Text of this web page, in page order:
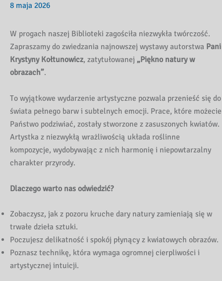
8 maja 2026
W progach naszej Biblioteki zagościła niezwykła twórczość.
Zapraszamy do zwiedzania najnowszej wystawy autorstwa Pani
Krystyny Kołtunowicz, zatytułowanej „Piękno natury w
obrazach”.
To wyjątkowe wydarzenie artystyczne pozwala przenieść się do
świata pełnego barw i subtelnych emocji. Prace, które możecie
Państwo podziwiać, zostały stworzone z zasuszonych kwiatów.
Artystka z niezwykłą wrażliwością układa roślinne
kompozycje, wydobywając z nich harmonię i niepowtarzalny
charakter przyrody.
Dlaczego warto nas odwiedzić?
Zobaczysz, jak z pozoru kruche dary natury zamieniają się w
trwałe dzieła sztuki.
Poczujesz delikatność i spokój płynący z kwiatowych obrazów.
Poznasz technikę, która wymaga ogromnej cierpliwości i
artystycznej intuicji.